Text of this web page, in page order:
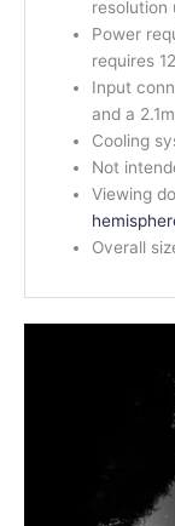
resolution
Power
requires
Input
and a
Cooling
Not
Viewing
Overall